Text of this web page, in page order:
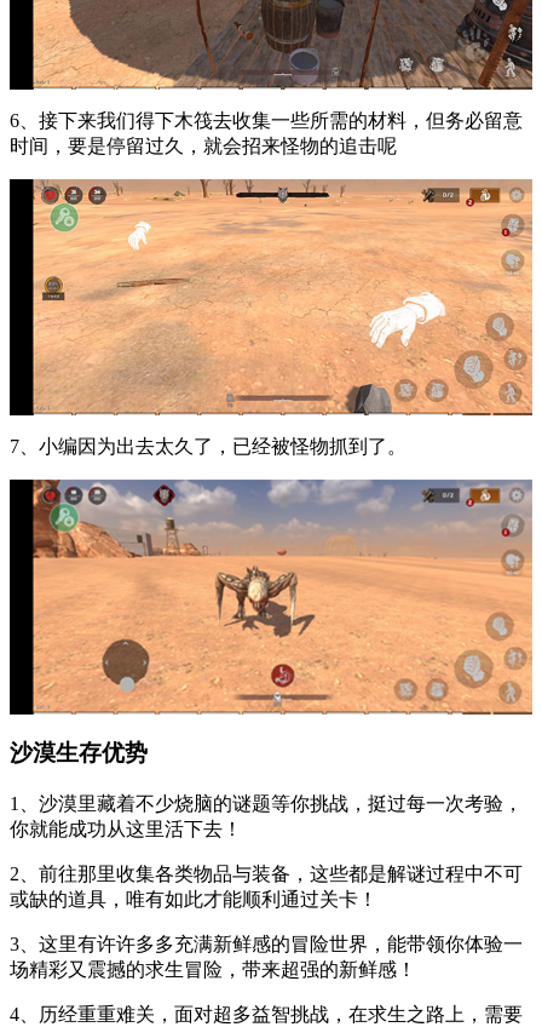
6、接下来我们得下木筏去收集一些所需的材料，但务必留意
时间，要是停留过久，就会招来怪物的追击呢
7、小编因为出去太久了，已经被怪物抓到了。
沙漠生存优势
1、沙漠里藏着不少烧脑的谜题等你挑战，挺过每一次考验，
你就能成功从这里活下去！
2、前往那里收集各类物品与装备，这些都是解谜过程中不可
或缺的道具，唯有如此才能顺利通过关卡！
3、这里有许许多多充满新鲜感的冒险世界，能带领你体验一
场精彩又震撼的求生冒险，带来超强的新鲜感！
4、历经重重难关，面对超多益智挑战，在求生之路上，需要